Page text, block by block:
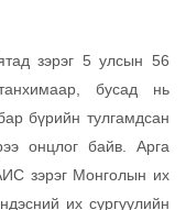
зэрэг 5 улсын 56
бусад нь
бүрийн тулгамдсан
онцлог байв. Арга
зэрэг Монголын их
их сургуулийн